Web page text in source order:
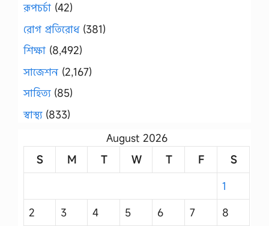
রূপচর্চা (42)
রোগ প্রতিরোধ(381)
শিক্ষা (8,492)
সাজেশন (2,167)
সাহিত্য(85)
স্বাস্থ্য(833)
August 2026
S
M T W T F
S
1
2
3 4 5 6 7 8